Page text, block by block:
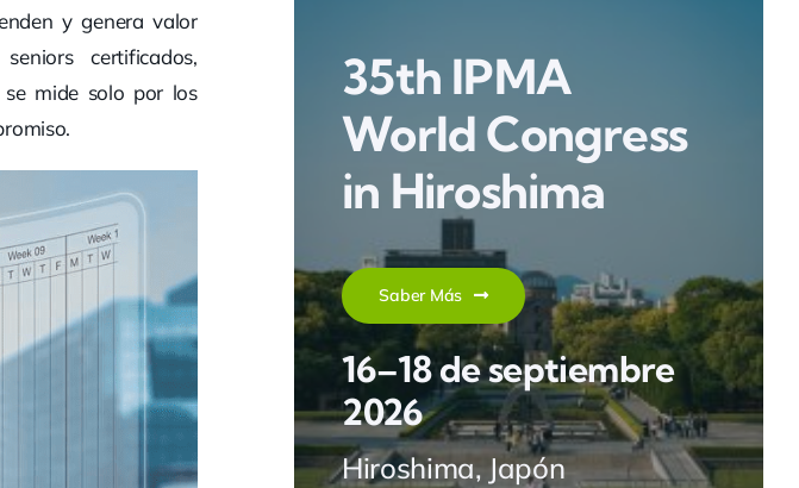
y genera valor
certificados,
se mide solo por los
35th IPMA
World Congress
in Hiroshima
Saber Más
16–18 de septiembre
2026
Hiroshima, Japón